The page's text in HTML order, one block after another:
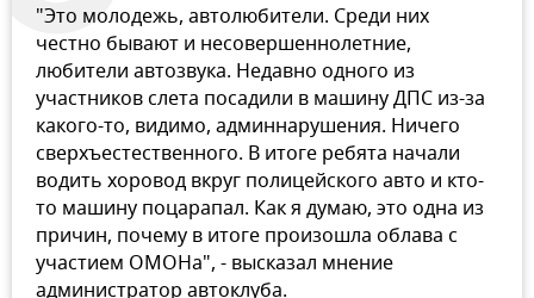
"Это молодежь, автолюбители. Среди них
честно бывают и несовершеннолетние,
любители автозвука. Недавно одного из
участников слета посадили в машину ДПС из-за
какого-то, видимо, админнарушения. Ничего
сверхъестественного. В итоге ребята начали
водить хоровод вкруг полицейского авто и кто-
то машину поцарапал. Как я думаю, это одна из
причин, почему в итоге произошла облава с
участием ОМОНа", - высказал мнение
администратор автоклуба.